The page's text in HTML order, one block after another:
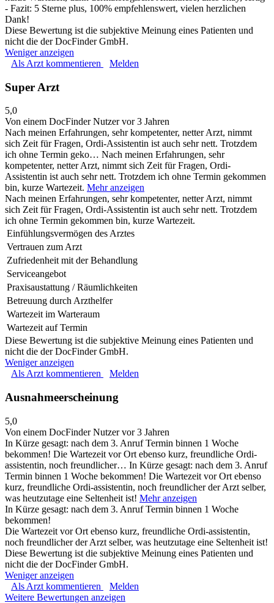
- Fazit: 5 Sterne plus, 100% empfehlenswert, vielen herzlichen
Dank!
Diese Bewertung ist die subjektive Meinung eines Patienten und
nicht die der DocFinder GmbH.
Weniger anzeigen
Als Arzt kommentieren
Melden
Super Arzt
5,0
Von einem DocFinder Nutzervor 3 Jahren
Nach meinen Erfahrungen, sehr kompetenter, netter Arzt, nimmt
sich Zeit für Fragen, Ordi-Assistentin ist auch sehr nett. Trotzdem
ich ohne Termin geko… Nach meinen Erfahrungen, sehr
kompetenter, netter Arzt, nimmt sich Zeit für Fragen, Ordi-
Assistentin ist auch sehr nett. Trotzdem ich ohne Termin gekommen
bin, kurze Wartezeit. Mehr anzeigen
Nach meinen Erfahrungen, sehr kompetenter, netter Arzt, nimmt
sich Zeit für Fragen, Ordi-Assistentin ist auch sehr nett. Trotzdem
ich ohne Termin gekommen bin, kurze Wartezeit.
Einfühlungsvermögen des Arztes
Vertrauen zum Arzt
Zufriedenheit mit der Behandlung
Serviceangebot
Praxisaustattung / Räumlichkeiten
Betreuung durch Arzthelfer
Wartezeit im Warteraum
Wartezeit auf Termin
Diese Bewertung ist die subjektive Meinung eines Patienten und
nicht die der DocFinder GmbH.
Weniger anzeigen
Als Arzt kommentieren
Melden
Ausnahmeerscheinung
5,0
Von einem DocFinder Nutzervor 3 Jahren
In Kürze gesagt: nach dem 3. Anruf Termin binnen 1 Woche
bekommen! Die Wartezeit vor Ort ebenso kurz, freundliche Ordi-
assistentin, noch freundlicher… In Kürze gesagt: nach dem 3. Anruf
Termin binnen 1 Woche bekommen! Die Wartezeit vor Ort ebenso
kurz, freundliche Ordi-assistentin, noch freundlicher der Arzt selber,
was heutzutage eine Seltenheit ist! Mehr anzeigen
In Kürze gesagt: nach dem 3. Anruf Termin binnen 1 Woche
bekommen!
Die Wartezeit vor Ort ebenso kurz, freundliche Ordi-assistentin,
noch freundlicher der Arzt selber, was heutzutage eine Seltenheit ist!
Diese Bewertung ist die subjektive Meinung eines Patienten und
nicht die der DocFinder GmbH.
Weniger anzeigen
Als Arzt kommentieren
Melden
Weitere Bewertungen anzeigen